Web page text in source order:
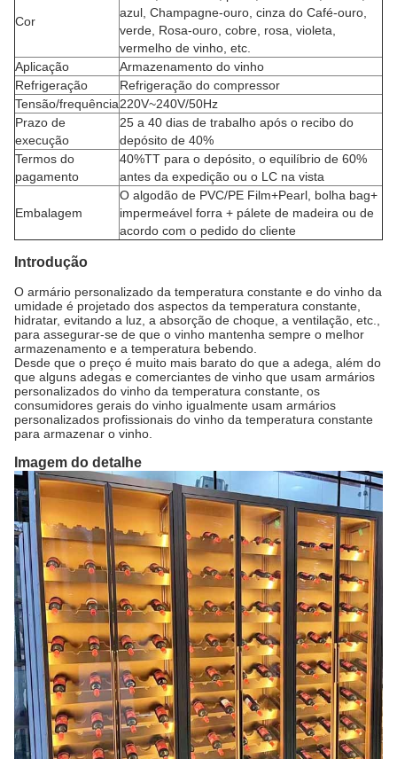
Cor
azul, Champagne-ouro, cinza do Café-ouro,
verde, Rosa-ouro, cobre, rosa, violeta,
vermelho de vinho, etc.
Aplicação
Armazenamento do vinho
Refrigeração
Refrigeração do compressor
Tensão/frequência220V~240V/50Hz
Prazo de
execução
25 a 40 dias de trabalho após o recibo do
depósito de 40%
Termos do
pagamento
40%TT para o depósito, o equilíbrio de 60%
antes da expedição ou o LC na vista
Embalagem
O algodão de PVC/PE Film+Pearl, bolha bag+
impermeável forra + pálete de madeira ou de
acordo com o pedido do cliente
Introdução
O armário personalizado da temperatura constante e do vinho da
umidade é projetado dos aspectos da temperatura constante,
hidratar, evitando a luz, a absorção de choque, a ventilação, etc.,
para assegurar-se de que o vinho mantenha sempre o melhor
armazenamento e a temperatura bebendo.
Desde que o preço é muito mais barato do que a adega, além do
que alguns adegas e comerciantes de vinho que usam armários
personalizados do vinho da temperatura constante, os
consumidores gerais do vinho igualmente usam armários
personalizados profissionais do vinho da temperatura constante
para armazenar o vinho.
Imagem do detalhe